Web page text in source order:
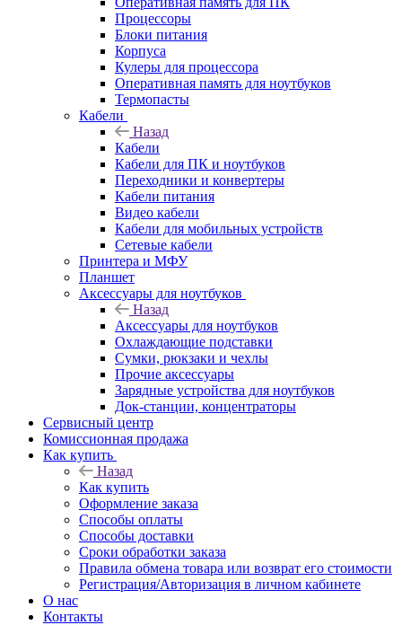
Процессоры
Блоки питания
Корпуса
Кулеры для процессора
Оперативная память для ноутбуков
Термопасты
Кабели
Назад
Кабели
Кабели для ПК и ноутбуков
Переходники и конвертеры
Кабели питания
Видео кабели
Кабели для мобильных устройств
Сетевые кабели
Принтера и МФУ
Планшет
Аксессуары для ноутбуков
Назад
Аксессуары для ноутбуков
Охлаждающие подставки
Сумки, рюкзаки и чехлы
Прочие аксессуары
Зарядные устройства для ноутбуков
Док-станции, концентраторы
Сервисный центр
Комиссионная продажа
Как купить
Назад
Как купить
Оформление заказа
Способы оплаты
Способы доставки
Сроки обработки заказа
Правила обмена товара или возврат его стоимости
Регистрация/Авторизация в личном кабинете
О нас
Контакты